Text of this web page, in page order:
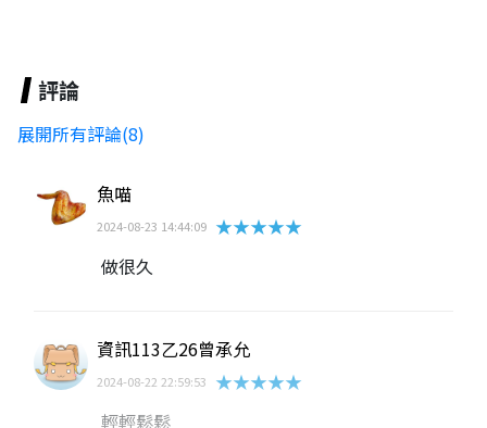
評論
展開所有評論(8)
魚喵
2024-08-23 14:44:09 ★★★★★
做很久
資訊113乙26曾承允
2024-08-22 22:59:53
★★★★★
輕輕鬆鬆